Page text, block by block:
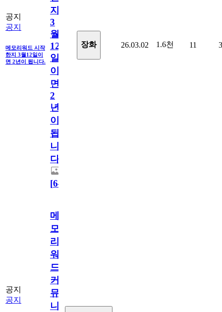
공지
공지
메모리워드 시작
한지 3월12일이
면 2년이 됩니다.
지
3
월
12
일
이
면
2
년
이
됩
니
다.
[64
장화 26.03.02 1.6천 11 3
공지
공지
메
모
리
워
드
커
뮤
니